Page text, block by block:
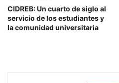
CIDREB: Un cuarto de siglo al
servicio de los estudiantes y
la comunidad universitaria